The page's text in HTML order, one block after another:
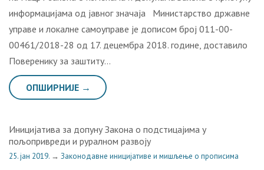
информацијама од јавног значаја Министарство државне
управе и локалне самоуправе је дописом број 011-00-
00461/2018-28 од 17. децембра 2018. године, доставило
Поверенику за заштиту…
ОПШИРНИЈЕ →
Иницијатива за допуну Закона о подстицајима у
пољопривреди и руралном развоју
25. јан 2019. → Законодавне иницијативе и мишљење о прописима